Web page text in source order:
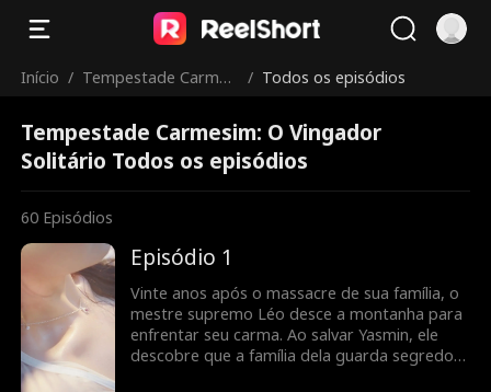
Início / Tempestade Carmesi
io
/ Todos os episódios
Tempestade Carmesim: O Vingador
Solitário Todos os episódios
60 Episódios
Episódio 1
Vinte anos após o massacre de sua família, o
mestre supremo Léo desce a montanha para
enfrentar seu carma. Ao salvar Yasmin, ele
descobre que a família dela guarda segredos